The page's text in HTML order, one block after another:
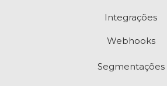
Integrações
Webhooks
Segmentações